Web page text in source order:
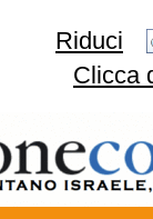
Riduci
Clicca